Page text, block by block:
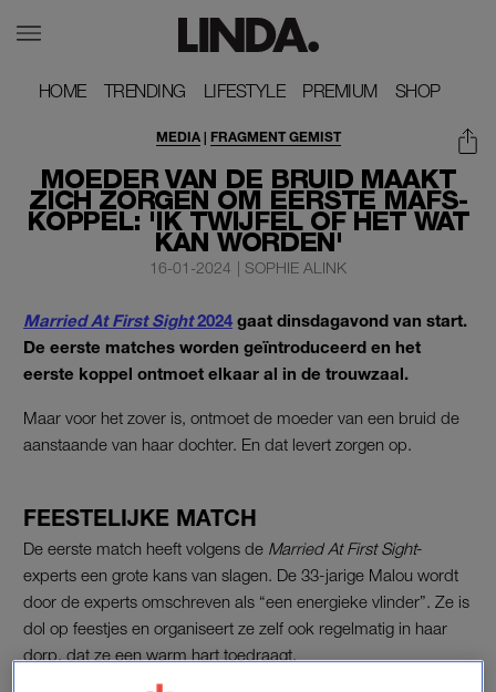
HOME
HOME TRENDING
TRENDING LIFESTYLE
LIFESTYLE PREMIUM
PREMIUM SHOP
SHOP
MOEDER VAN DE BRUID MAAKT
ZICH ZORGEN OM EERSTE MAFS-
KOPPEL: 'IK TWIJFEL OF HET WAT
KAN WORDEN'
MEDIA| FRAGMENT GEMIST
16-01-2024 | SOPHIE ALINK
Married At First Sight2024 gaat dinsdagavond van start.
De eerste matches worden geïntroduceerd en het
eerste koppel ontmoet elkaar al in de trouwzaal.
Maar voor het zover is, ontmoet de moeder van een bruid de
aanstaande van haar dochter. En dat levert zorgen op.
FEESTELIJKE MATCH
De eerste match heeft volgens de Married At First Sight-
experts een grote kans van slagen. De 33-jarige Malou wordt
door de experts omschreven als “een energieke vlinder”. Ze is
dol op feestjes en organiseert ze zelf ook regelmatig in haar
dorp, dat ze een warm hart toedraagt.